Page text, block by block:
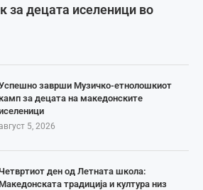
за децата иселеници во
заврши Музичко-етнолошкиот
за децата на македонските
5, 2026
Четвртиот ден од Летната школа:
традиција и култура низ